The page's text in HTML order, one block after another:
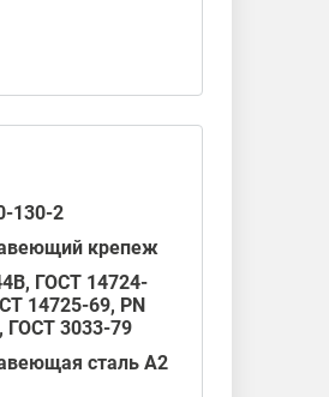
130-2
крепеж
ГОСТ 14724-
14725-69, PN
, ГОСТ 3033-79
сталь А2